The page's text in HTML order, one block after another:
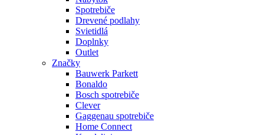
Spotrebiče
Drevené podlahy
Svietidlá
Doplnky
Outlet
Značky
Bauwerk Parkett
Bonaldo
Bosch spotrebiče
Clever
Gaggenau spotrebiče
Home Connect